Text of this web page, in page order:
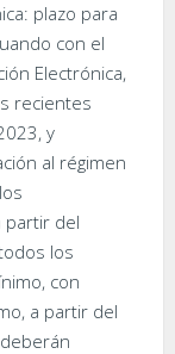
plazo para
con el
Electrónica,
recientes
y
al régimen
partir del
los
con
a partir del